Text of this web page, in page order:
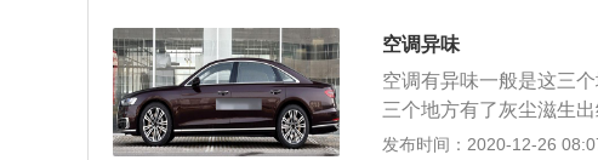
己动手清洗空调，建议
师使用专业工具清洗。
滤外界空气中的灰尘和
换，也会导致打开空调
内，对于动手能力强的
空调异味
空调有异味一般是这三
三个地方有了灰尘滋生
芯、风道的具体清理步
发布时间：2020-12-26